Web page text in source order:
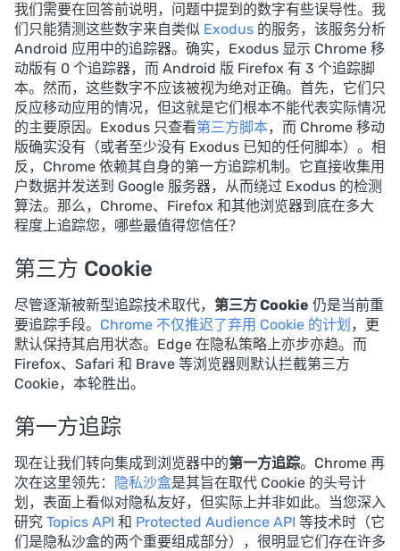
我们需要在回答前说明，问题中提到的数字有些误导性。我
们只能猜测这些数字来自类似 Exodus 的服务，该服务分析
Android 应用中的追踪器。确实，Exodus 显示 Chrome 移
动版有 0 个追踪器，而 Android 版 Firefox 有 3 个追踪脚
本。然而，这些数字不应该被视为绝对正确。首先，它们只
反应移动应用的情况，但这就是它们根本不能代表实际情况
的主要原因。Exodus 只查看第三方脚本，而 Chrome 移动
版确实没有（或者至少没有 Exodus 已知的任何脚本）。相
反，Chrome 依赖其自身的第一方追踪机制。它直接收集用
户数据并发送到 Google 服务器，从而绕过 Exodus 的检测
算法。那么，Chrome、Firefox 和其他浏览器到底在多大
程度上追踪您，哪些最值得您信任？
第三方 Cookie
尽管逐渐被新型追踪技术取代， 第三方 Cookie 仍是当前重
要追踪手段。 Chrome 不仅推迟了弃用 Cookie 的计划 ，更
默认保持其启用状态。Edge 在隐私策略上亦步亦趋。而
Firefox、Safari 和 Brave 等浏览器则默认拦截第三方
Cookie，本轮胜出。
第一方追踪
现在让我们转向集成到浏览器中的第一方追踪。Chrome 再
次在这里领先：
隐私沙盒是其旨在取代 Cookie 的头号计
划，表面上看似对隐私友好，但实际上并非如此。当您深入
研究 Topics API 和 Protected Audience API 等技术时（它
们是隐私沙盒的两个重要组成部分），很明显它们存在许多